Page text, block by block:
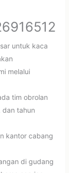
untuk kaca
melalui
tim obrolan
dan tahun
kantor cabang
di gudang